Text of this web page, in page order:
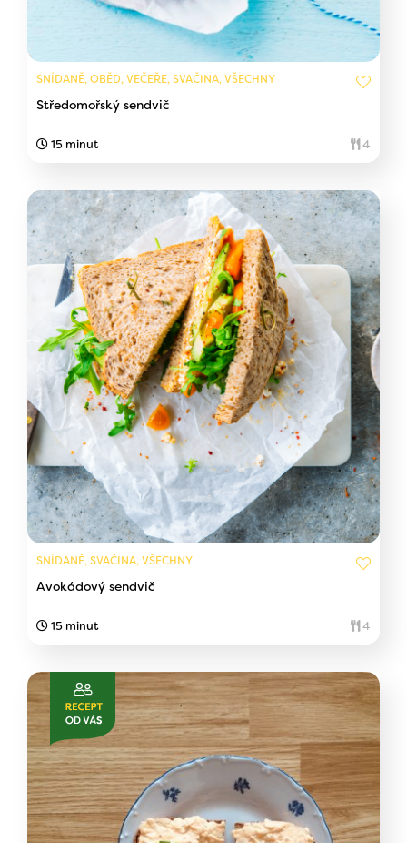
SNÍDANĚ, OBĚD, VEČEŘE, SVAČINA, VŠECHNY
Středomořský sendvič
15 minut 4
SNÍDANĚ, SVAČINA, VŠECHNY
Avokádový sendvič
15 minut 4